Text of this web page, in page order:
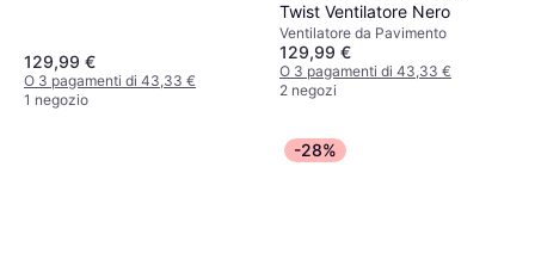
129,99 €
O 3 pagamenti di 43,33 €
1 negozio
Twist Ventilatore Nero
Ventilatore da Pavimento
129,99 €
O 3 pagamenti di 43,33 €
2 negozi
-28%